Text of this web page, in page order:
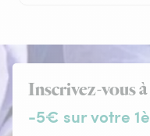
Inscrivez-vous
-5€ sur votre